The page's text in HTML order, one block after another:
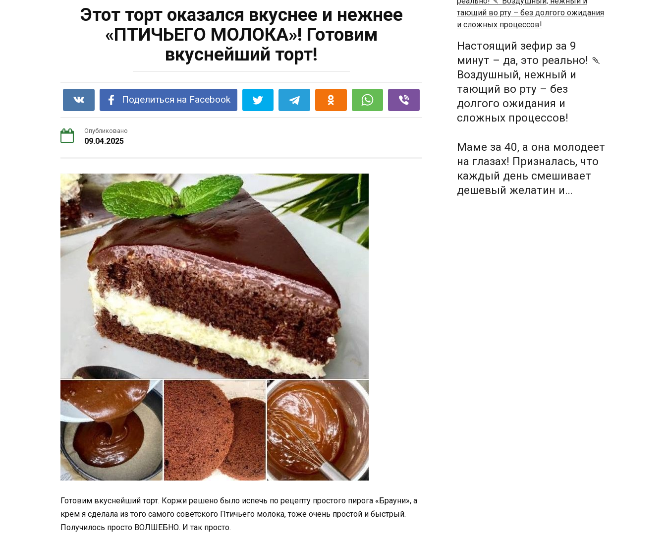
Этот торт оказался вкуснее и нежнее
«ПТИЧЬЕГО МОЛОКА»! Готовим
вкуснейший торт!
Поделиться на Facebook
Опубликовано
09.04.2025
Готовим вкуснейший торт. Коржи решено было испечь по рецепту простого пирога «Брауни», а
крем я сделала из того самого советского Птичьего молока, тоже очень простой и быстрый.
Получилось просто ВОЛШЕБНО. И так просто.
Настоящий зефир за 9
минут – да, это реально! 🍡
Воздушный, нежный и
тающий во рту – без
долгого ожидания и
сложных процессов!
Маме за 40, а она молодеет
на глазах! Призналась, что
каждый день смешивает
дешевый желатин и…